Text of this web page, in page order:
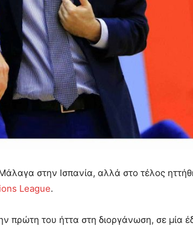
στην Ισπανία, αλλά στο τέλος
League.
πρώτη του ήττα στη διοργάνωση, σε μία